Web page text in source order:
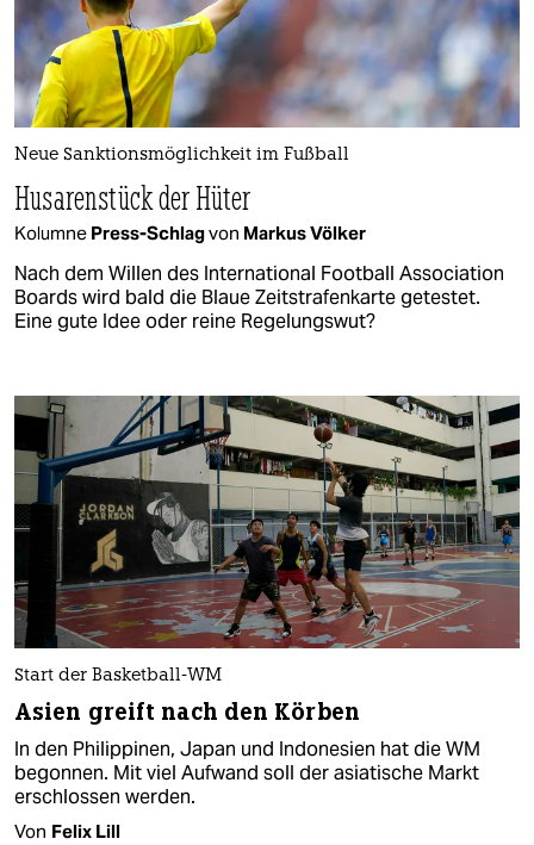
Neue Sanktionsmöglichkeit im Fußball
Husarenstück der Hüter
Kolumne Press-Schlagvon Markus Völker
Nach dem Willen des International Football Association
Boards wird bald die Blaue Zeitstrafenkarte getestet.
Eine gute Idee oder reine Regelungswut?
Start der Basketball-WM
Asien greift nach den Körben
In den Philippinen, Japan und Indonesien hat die WM
begonnen. Mit viel Aufwand soll der asiatische Markt
erschlossen werden.
Von Felix Lill